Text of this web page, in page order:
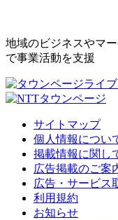
地域のビジネスやマ
で事業活動を支援
サイトマップ
個人情報につい
掲載情報に関し
広告掲載のご案
広告・サービス
利用規約
お知らせ